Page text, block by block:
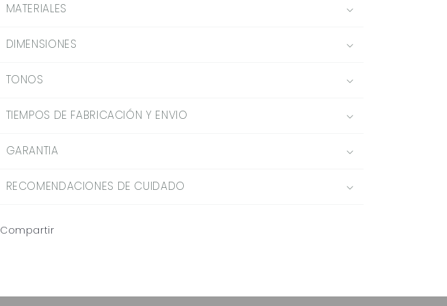
MATERIALES
DIMENSIONES
TONOS
TIEMPOS DE FABRICACIÓN Y ENVIO
GARANTIA
RECOMENDACIONES DE CUIDADO
Compartir